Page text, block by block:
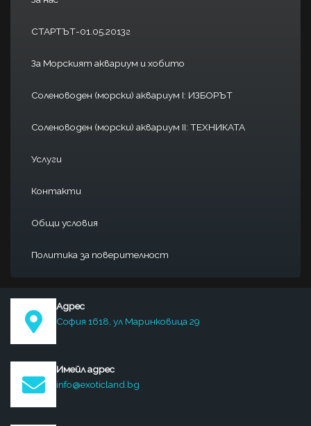
СТАРТЪТ-01.05.2013г
За Морският аквариум и хобито
Соленоводен (морски) аквариум I: ИЗБОРЪТ
Соленоводен (морски) аквариум II: ТЕХНИКАТА
Услуги
Контакти
Общи условия
Политика за поверителност
Адрес
София 1618, ул Маринковица 29
Имейл адрес
info@exoticland.bg